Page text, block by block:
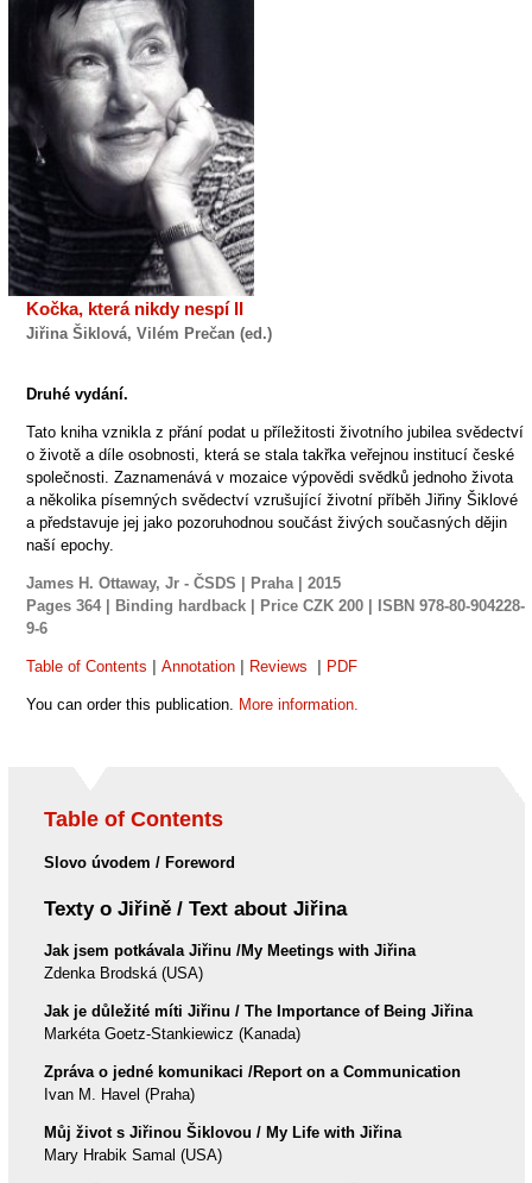
Kočka, která nikdy nespí II
Jiřina Šiklová, Vilém Prečan (ed.)
Druhé vydání.
Tato kniha vznikla z přání podat u příležitosti životního jubilea svědectví
o životě a díle osobnosti, která se stala takřka veřejnou institucí české
společnosti. Zaznamenává v mozaice výpovědi svědků jednoho života
a několika písemných svědectví vzrušující životní příběh Jiřiny Šiklové
a představuje jej jako pozoruhodnou součást živých současných dějin
naší epochy.
James H. Ottaway, Jr - ČSDS | Praha | 2015
Pages 364 | Binding hardback | Price CZK 200 | ISBN 978-80-904228-
9-6
Table of Contents Annotation| Reviews PDF
You can order this publication. More information.
Table of Contents
Slovo úvodem / Foreword
Texty o Jiřině / Text about Jiřina
Jak jsem potkávala Jiřinu /My Meetings with Jiřina
Zdenka Brodská (USA)
Jak je důležité míti Jiřinu / The Importance of Being Jiřina
Markéta Goetz-Stankiewicz (Kanada)
Zpráva o jedné komunikaci /Report on a Communication
Ivan M. Havel (Praha)
Můj život s Jiřinou Šiklovou / My Life with Jiřina
Mary Hrabik Samal (USA)